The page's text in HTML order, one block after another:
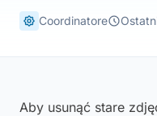
Coordinatore
Aby usunąć stare